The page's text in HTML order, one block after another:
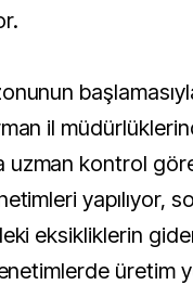
il
uzman kontrol
yapılıyor,
eksikliklerin
üretim